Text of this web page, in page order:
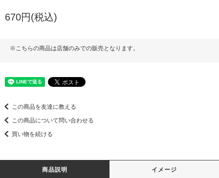
670円(税込)
※こちらの商品は店舗のみでの販売となります。
この商品を友達に教える
この商品について問い合わせる
買い物を続ける
商品説明 イメージ